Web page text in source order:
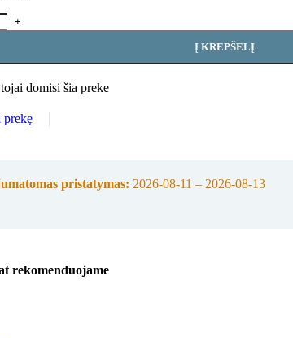
Į KREPŠELĮ
domisi šia preke
prekę
pristatymas: 2026-08-11 – 2026-08-13
rekomenduojame